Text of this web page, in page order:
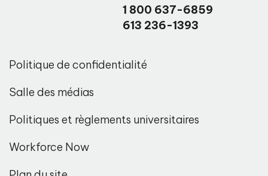
1 800 637-6859
613 236-1393
Politique de confidentialité
Salle des médias
Politiques et règlements universitaires
Workforce Now